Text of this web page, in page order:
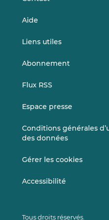
Aide
Liens utiles
Abonnement
Flux RSS
Espace presse
Conditions générales
des données
Gérer les cookies
Accessibilité
Tous droits réservés.